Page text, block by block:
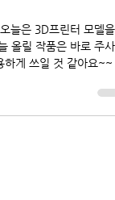
품 만들기 /
늘은 3D프린터 모델을
게 쓰일 것 같아요~~
프린터로 하나 출력도